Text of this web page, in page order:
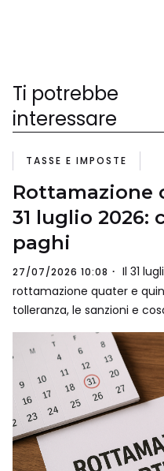
Ti potrebbe
interessare
TASSE E IMPOSTE
Rottamazione
31 luglio 2026:
paghi
27/07/2026 10:08
Il 31
rottamazione quater e
tolleranza, le sanzioni e